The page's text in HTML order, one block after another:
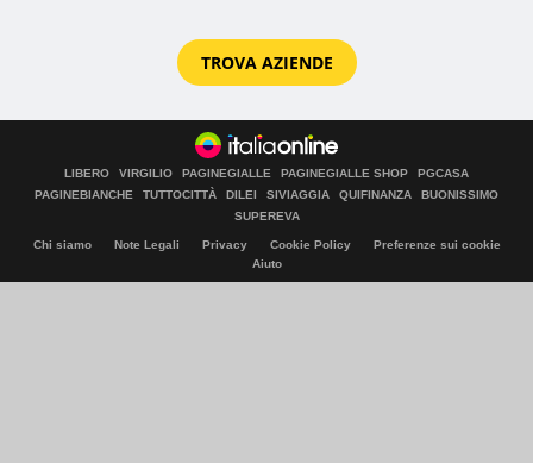
TROVA AZIENDE
LIBERO VIRGILIO PAGINEGIALLE PAGINEGIALLE SHOP
PGCASA
PAGINEBIANCHE
TUTTOCITTÀ DILEI SIVIAGGIA QUIFINANZA
BUONISSIMO
SUPEREVA
Chi siamo Note Legali Privacy Cookie Policy
Preferenze sui cookie
Aiuto